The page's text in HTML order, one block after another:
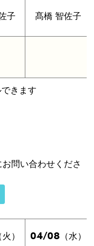
子 髙橋 智佐子
きます
問い合わせくださ
火） 04/08 （水）